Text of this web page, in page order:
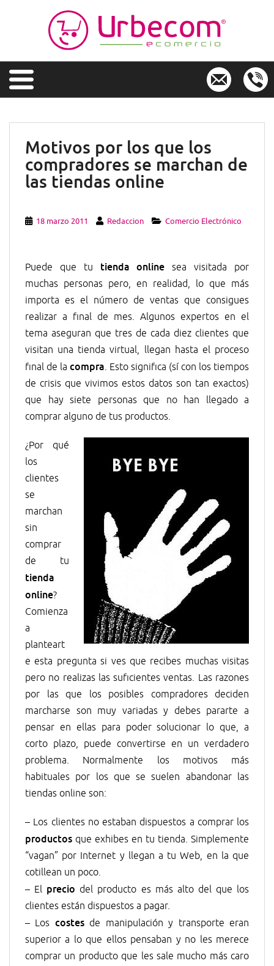
t
Motivos por los que los
compradores se marchan de
las tiendas online
18 marzo 2011 Redaccion Comercio Electrónico
Puede que tu tienda online sea visitada por
muchas personas pero, en realidad, lo que más
importa es el número de ventas que consigues
realizar a final de mes. Algunos expertos en el
tema aseguran que tres de cada diez clientes que
visitan una tienda virtual, llegan hasta el proceso
final de la compra. Esto significa (sí con los tiempos
de crisis que vivimos estos datos son tan exactos)
que hay siete personas que no han llegado a
comprar alguno de tus productos.
¿Por qué
los
clientes
se
marchan
sin
comprar
de tu
tienda
online?
Comienza
a
planteart
e esta pregunta si ves que recibes muchas visitas
pero no realizas las suficientes ventas. Las razones
por las que los posibles compradores deciden
marcharse son muy variadas y debes pararte a
pensar en ellas para poder solucionar lo que, a
corto plazo, puede convertirse en un verdadero
problema. Normalmente los motivos más
habituales por los que se suelen abandonar las
tiendas online son:
– Los clientes no estaban dispuestos a comprar los
productos que exhibes en tu tienda. Simplemente
“vagan” por Internet y llegan a tu Web, en la que
cotillean un poco.
– El precio del producto es más alto del que los
clientes están dispuestos a pagar.
– Los costesde manipulación y transporte eran
superior a lo que ellos pensaban y no les merece
comprar un producto que les sale mucho más caro